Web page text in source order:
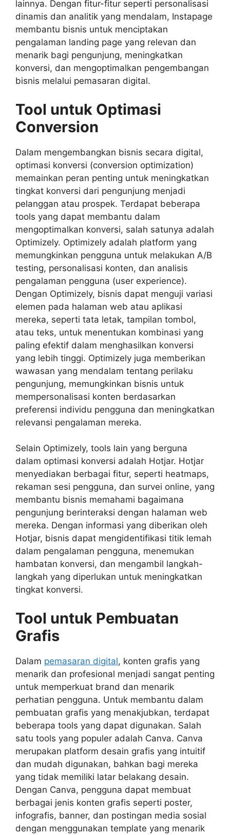
lainnya. Dengan fitur-fitur seperti personalisasi
dinamis dan analitik yang mendalam, Instapage
membantu bisnis untuk menciptakan
pengalaman landing page yang relevan dan
menarik bagi pengunjung, meningkatkan
konversi, dan mengoptimalkan pengembangan
bisnis melalui pemasaran digital.
Tool untuk Optimasi
Conversion
Dalam mengembangkan bisnis secara digital,
optimasi konversi (conversion optimization)
memainkan peran penting untuk meningkatkan
tingkat konversi dari pengunjung menjadi
pelanggan atau prospek. Terdapat beberapa
tools yang dapat membantu dalam
mengoptimalkan konversi, salah satunya adalah
Optimizely. Optimizely adalah platform yang
memungkinkan pengguna untuk melakukan A/B
testing, personalisasi konten, dan analisis
pengalaman pengguna (user experience).
Dengan Optimizely, bisnis dapat menguji variasi
elemen pada halaman web atau aplikasi
mereka, seperti tata letak, tampilan tombol,
atau teks, untuk menentukan kombinasi yang
paling efektif dalam menghasilkan konversi
yang lebih tinggi. Optimizely juga memberikan
wawasan yang mendalam tentang perilaku
pengunjung, memungkinkan bisnis untuk
mempersonalisasi konten berdasarkan
preferensi individu pengguna dan meningkatkan
relevansi pengalaman mereka.
Selain Optimizely, tools lain yang berguna
dalam optimasi konversi adalah Hotjar. Hotjar
menyediakan berbagai fitur, seperti heatmaps,
rekaman sesi pengguna, dan survei online, yang
membantu bisnis memahami bagaimana
pengunjung berinteraksi dengan halaman web
mereka. Dengan informasi yang diberikan oleh
Hotjar, bisnis dapat mengidentifikasi titik lemah
dalam pengalaman pengguna, menemukan
hambatan konversi, dan mengambil langkah-
langkah yang diperlukan untuk meningkatkan
tingkat konversi.
Tool untuk Pembuatan
Grafis
Dalam pemasaran digital, konten grafis yang
menarik dan profesional menjadi sangat penting
untuk memperkuat brand dan menarik
perhatian pengguna. Untuk membantu dalam
pembuatan grafis yang menakjubkan, terdapat
beberapa tools yang dapat digunakan. Salah
satu tools yang populer adalah Canva. Canva
merupakan platform desain grafis yang intuitif
dan mudah digunakan, bahkan bagi mereka
yang tidak memiliki latar belakang desain.
Dengan Canva, pengguna dapat membuat
berbagai jenis konten grafis seperti poster,
infografis, banner, dan postingan media sosial
dengan menggunakan template yang menarik